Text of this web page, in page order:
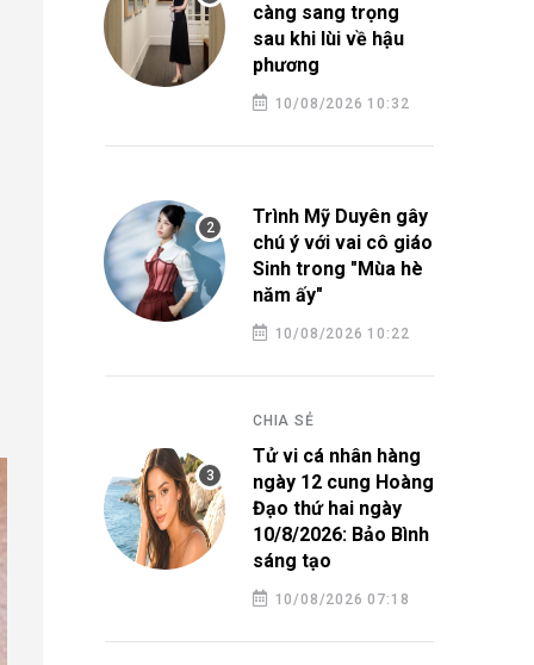
càng sang trọng
sau khi lùi về hậu
phương
10/08/2026 10:32
Trình Mỹ Duyên gây
chú ý với vai cô giáo
Sinh trong "Mùa hè
năm ấy"
10/08/2026 10:22
CHIA SẺ
Tử vi cá nhân hàng
ngày 12 cung Hoàng
Đạo thứ hai ngày
10/8/2026: Bảo Bình
sáng tạo
10/08/2026 07:18